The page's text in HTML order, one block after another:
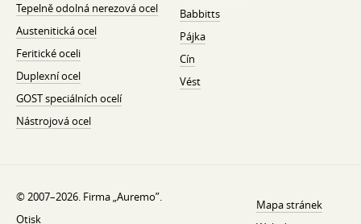
Tepelně odolná nerezová ocel
Austenitická ocel
Feritické oceli
Duplexní ocel
GOST speciálních ocelí
Nástrojová ocel
Babbitts
Pájka
Cín
Vést
© 2007–2026. Firma „Auremo”.
Otisk
Mapa stránek